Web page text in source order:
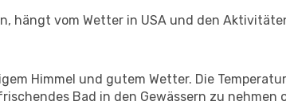
hängt vom Wetter in USA und den
Himmel und gutem Wetter. Die
Bad in den Gewässern zu nehmen